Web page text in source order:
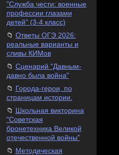
"Служба чести: военные
профессии глазами
детей" (3-4 класс)
Ответы ОГЭ 2026:
реальные варианты и
сливы КИМов
Сценарий "Давным-
давно была война"
Города-герои, по
страницам истории.
Школьная викторина
"Советская
бронетехника Великой
отечественной войны"
Методическая